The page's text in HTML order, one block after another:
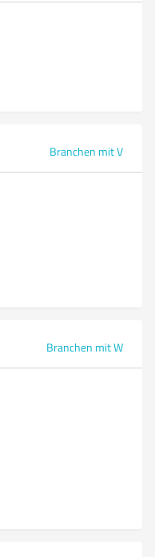
Branchen mit V
Branchen mit W